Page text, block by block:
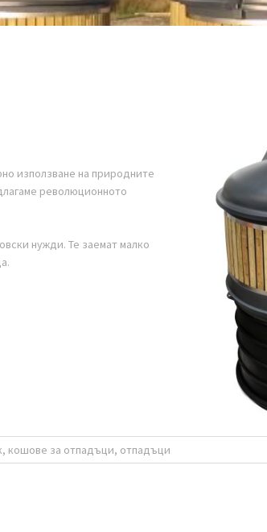
използване на природните
революционното
нужди. Те заемат малко
.
кошове за отпадъци, отпадъци